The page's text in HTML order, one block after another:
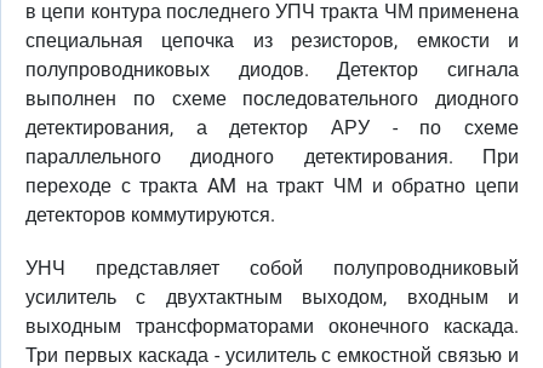
в цепи контура последнего УПЧ тракта ЧМ применена
специальная цепочка из резисторов, емкости и
полупроводниковых диодов. Детектор сигнала
выполнен по схеме последовательного диодного
детектирования, а детектор АРУ - по схеме
параллельного диодного детектирования. При
переходе с тракта AM на тракт ЧМ и обратно цепи
детекторов коммутируются.
УНЧ представляет собой полупроводниковый
усилитель с двухтактным выходом, входным и
выходным трансформаторами оконечного каскада.
Три первых каскада - усилитель с емкостной связью и